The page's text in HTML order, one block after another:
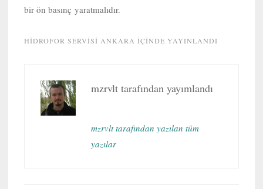
bir ön basınç yaratmalıdır.
HIDROFOR SERVISI ANKARA IÇINDE YAYINLANDI
mzrvlt tarafından yayımlandı
mzrvlt tarafından yazılan tüm
yazılar